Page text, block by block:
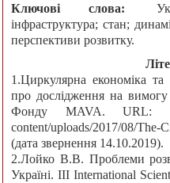
Ключові слова:
інфраструктура; стан;
перспективи розвитку.
1.Циркулярна економіка та
про дослідження на
Фонду MAVA. URL:
content/uploads/2017/08/
(дата звернення 14.10.2019).
2.Лойко В.В. Проблеми
Україні. IІI International